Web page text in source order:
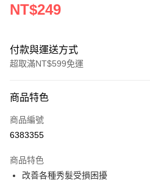
NT$249
付款與運送方式
超取滿NT$599免運
信用卡一次付款
超商取貨付款
Apple Pay
商品特色
商品編號
6383355
商品特色
改善各種秀髮受損困擾